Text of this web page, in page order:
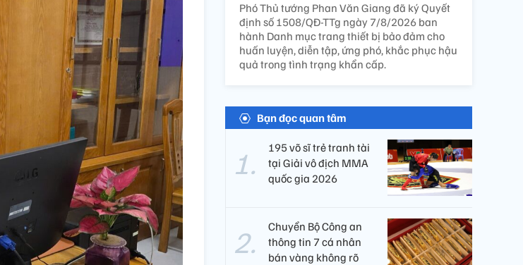
Phó Thủ tướng Phan Văn Giang đã ký Quyết
định số 1508/QĐ-TTg ngày 7/8/2026 ban
hành Danh mục trang thiết bị bảo đảm cho
huấn luyện, diễn tập, ứng phó, khắc phục hậu
quả trong tình trạng khẩn cấp.
Bạn đọc quan tâm
195 võ sĩ trẻ tranh tài
tại Giải vô địch MMA
quốc gia 2026
Chuyển Bộ Công an
thông tin 7 cá nhân
bán vàng không rõ